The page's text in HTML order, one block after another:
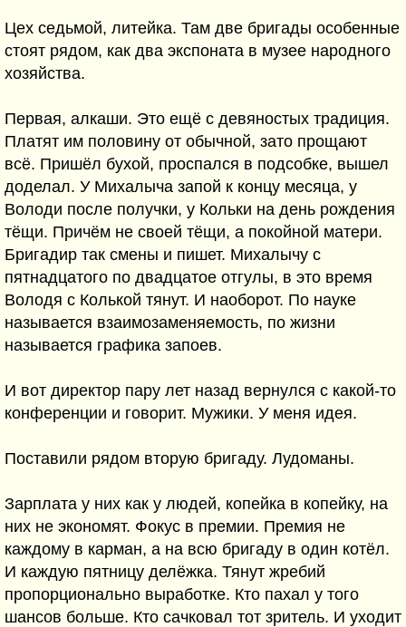
Цех седьмой, литейка. Там две бригады особенные
стоят рядом, как два экспоната в музее народного
хозяйства.
Первая, алкаши. Это ещё с девяностых традиция.
Платят им половину от обычной, зато прощают
всё. Пришёл бухой, проспался в подсобке, вышел
доделал. У Михалыча запой к концу месяца, у
Володи после получки, у Кольки на день рождения
тёщи. Причём не своей тёщи, а покойной матери.
Бригадир так смены и пишет. Михалычу с
пятнадцатого по двадцатое отгулы, в это время
Володя с Колькой тянут. И наоборот. По науке
называется взаимозаменяемость, по жизни
называется графика запоев.
И вот директор пару лет назад вернулся с какой-то
конференции и говорит. Мужики. У меня идея.
Поставили рядом вторую бригаду. Лудоманы.
Зарплата у них как у людей, копейка в копейку, на
них не экономят. Фокус в премии. Премия не
каждому в карман, а на всю бригаду в один котёл.
И каждую пятницу делёжка. Тянут жребий
пропорционально выработке. Кто пахал у того
шансов больше. Кто сачковал тот зритель. И уходит